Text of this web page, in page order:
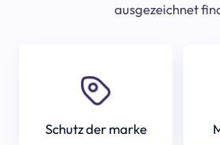
ausgezeichnet
Schutz der marke